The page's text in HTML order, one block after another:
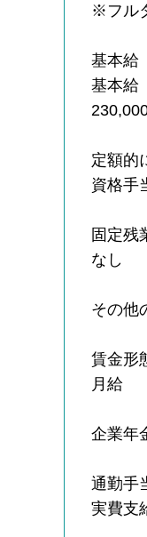
※フル
基本給
基本給
定額的
資格手
固定残
なし
その他
賃金形
月給
企業年
通勤手
実費支